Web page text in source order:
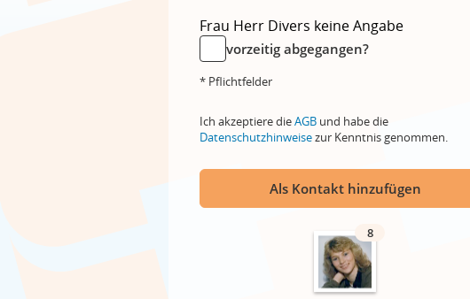
Frau Herr Divers keine Angabe
vorzeitig abgegangen?
* Pflichtfelder
Ich akzeptiere dieAGB und habe die
Datenschutzhinweisezur Kenntnis genommen.
Als Kontakt hinzufügen
8